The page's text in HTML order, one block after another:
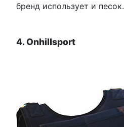
бренд использует и песок.
4. Onhillsport